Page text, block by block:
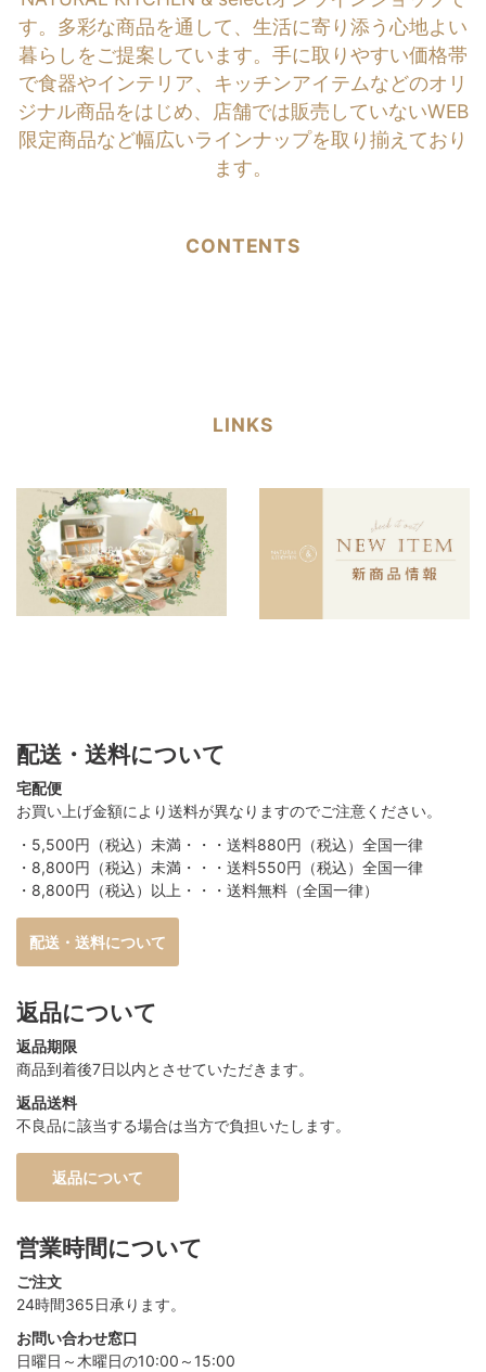
す。多彩な商品を通して、生活に寄り添う心地よい
暮らしをご提案しています。手に取りやすい価格帯
で食器やインテリア、キッチンアイテムなどのオリ
ジナル商品をはじめ、店舗では販売していないWEB
限定商品など幅広いラインナップを取り揃えており
ます。
CONTENTS
LINKS
配送・送料について
宅配便
お買い上げ金額により送料が異なりますのでご注意ください。
・5,500円（税込）未満・・・送料880円（税込）全国一律
・8,800円（税込）未満・・・送料550円（税込）全国一律
・8,800円（税込）以上・・・送料無料（全国一律）
配送・送料について
返品について
返品期限
商品到着後7日以内とさせていただきます。
返品送料
不良品に該当する場合は当方で負担いたします。
返品について
営業時間について
ご注文
24時間365日承ります。
お問い合わせ窓口
日曜日～木曜日の10:00～15:00